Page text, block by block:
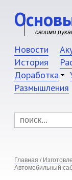
своими
Новости
История
Доработка
Размышления
Главная /
Автомобильный